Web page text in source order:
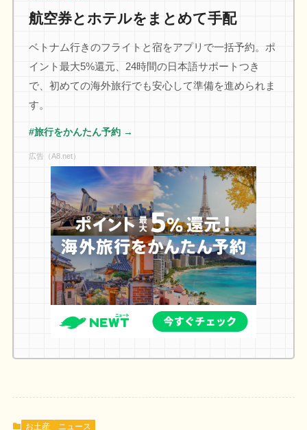
航空券とホテルをまとめて手配
ベトナム行きのフライトと宿をアプリで一括予約。ポ
イント最大5%還元、24時間の日本語サポートつき
で、初めての海外旅行でも安心して準備を進められま
す。
#旅行をかんたん予約 →
広告（A8.net）
お土産 ニュース